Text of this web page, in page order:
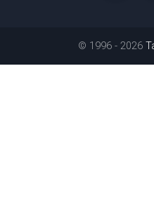
© 1996 - 2026